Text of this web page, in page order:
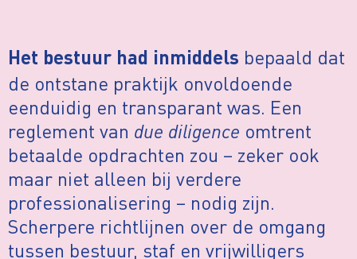
Het bestuur had inmiddels bepaald dat
de ontstane praktijk onvoldoende
eenduidig en transparant was. Een
reglement van due diligence omtrent
betaalde opdrachten zou – zeker ook
maar niet alleen bij verdere
professionalisering – nodig zijn.
Scherpere richtlijnen over de omgang
tussen bestuur, staf en vrijwilligers